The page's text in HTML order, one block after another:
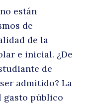
están
de
de la
e inicial. ¿De
de
admitido? La
gasto público